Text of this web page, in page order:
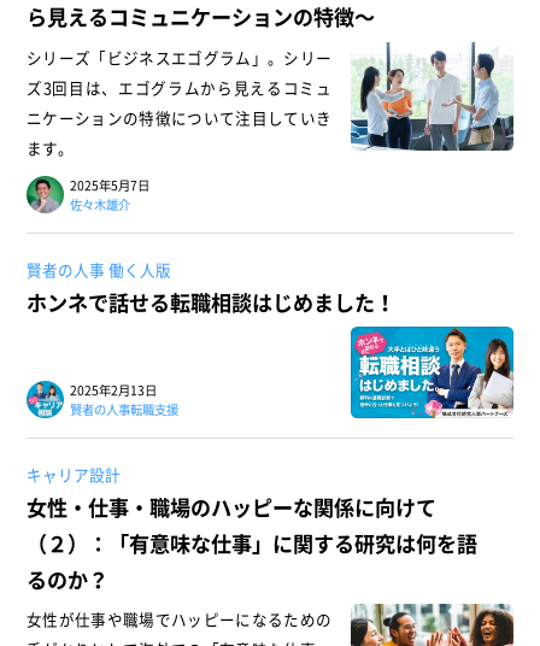
ら見えるコミュニケーションの特徴～
シリーズ「ビジネスエゴグラム」。シリー
ズ3回目は、エゴグラムから見えるコミュ
ニケーションの特徴について注目していき
ます。
2025年5月7日
佐々木雄介
賢者の人事 働く人版
ホンネで話せる転職相談はじめました！
2025年2月13日
賢者の人事転職支援
キャリア設計
女性・仕事・職場のハッピーな関係に向けて
（２）：「有意味な仕事」に関する研究は何を語
るのか？
女性が仕事や職場でハッピーになるための